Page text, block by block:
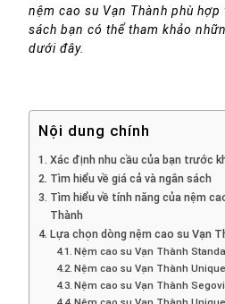
nệm cao su Vạn Thành phù
sách bạn có thể tham khảo
dưới đây.
Nội dung chính
Xác định nhu cầu của bạn trước
Tìm hiểu về giá cả và ngân sách
Tìm hiểu về tính năng của nệm
Thành
Lựa chọn dòng nệm cao su Vạn
Nệm cao su Vạn Thành
Nệm cao su Vạn Thành Unique
Nệm cao su Vạn Thành